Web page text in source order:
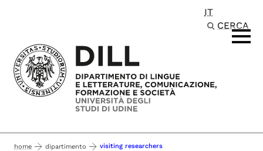
IT
CERCA
home dipartimento visiting researchers